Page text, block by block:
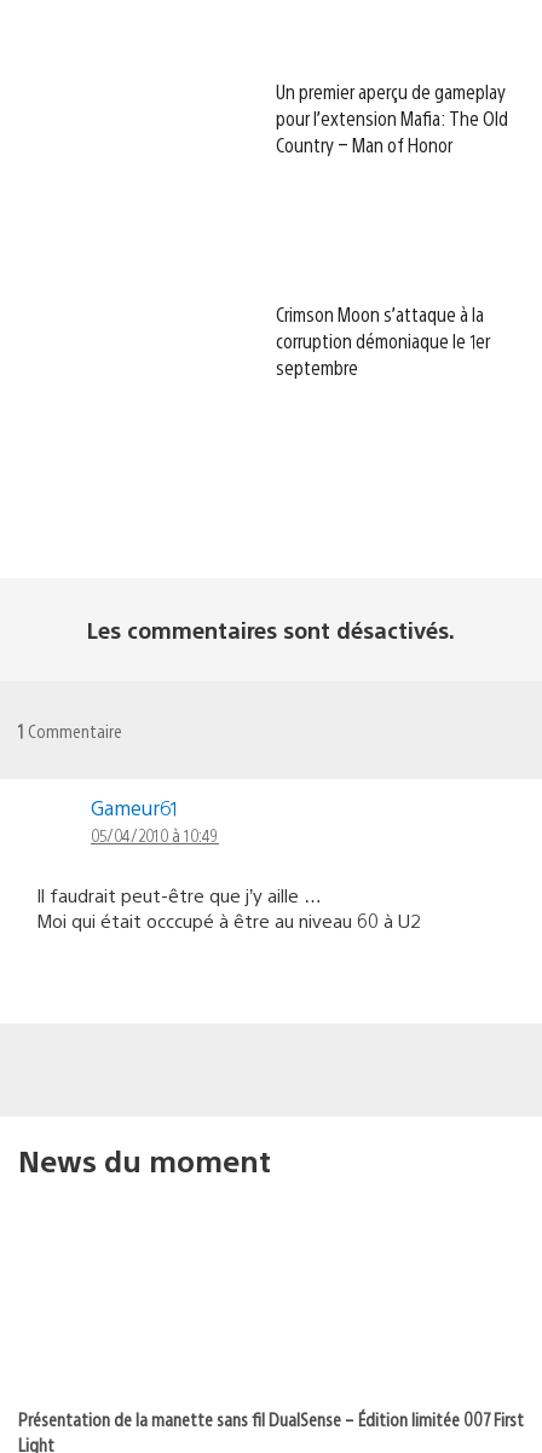
Un premier aperçu de gameplay
pour l’extension Mafia: The Old
Country – Man of Honor
Crimson Moon s’attaque à la
corruption démoniaque le 1er
septembre
Les commentaires sont désactivés.
1 Commentaire
Gameur61
05/04/2010 à 10:49
Il faudrait peut-être que j’y aille …
Moi qui était occcupé à être au niveau 60 à U2
News du moment
Présentation de la manette sans fil DualSense – Édition limitée 007 First
Light